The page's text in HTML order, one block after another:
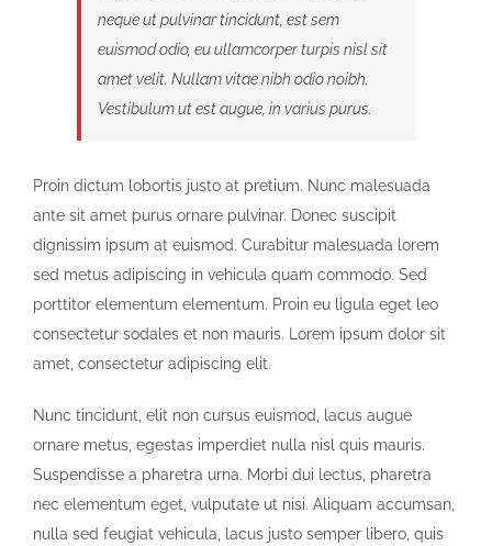
neque ut pulvinar tincidunt, est sem
euismod odio, eu ullamcorper turpis nisl sit
amet velit. Nullam vitae nibh odio noibh.
Vestibulum ut est augue, in varius purus.
Proin dictum lobortis justo at pretium. Nunc malesuada
ante sit amet purus ornare pulvinar. Donec suscipit
dignissim ipsum at euismod. Curabitur malesuada lorem
sed metus adipiscing in vehicula quam commodo. Sed
porttitor elementum elementum. Proin eu ligula eget leo
consectetur sodales et non mauris. Lorem ipsum dolor sit
amet, consectetur adipiscing elit.
Nunc tincidunt, elit non cursus euismod, lacus augue
ornare metus, egestas imperdiet nulla nisl quis mauris.
Suspendisse a pharetra urna. Morbi dui lectus, pharetra
nec elementum eget, vulputate ut nisi. Aliquam accumsan,
nulla sed feugiat vehicula, lacus justo semper libero, quis